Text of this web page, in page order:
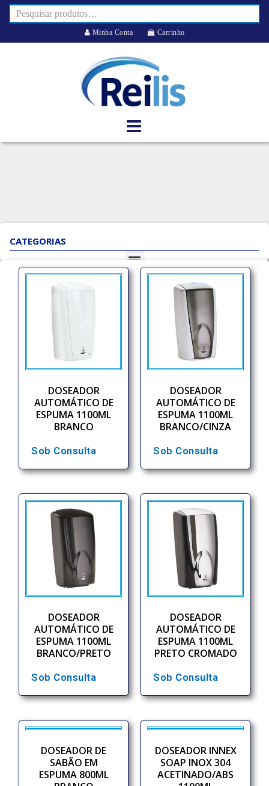
Minha Conta Carrinho
CATEGORIAS
DOSEADOR
AUTOMÁTICO DE
ESPUMA 1100ML
BRANCO
Sob Consulta
DOSEADOR
AUTOMÁTICO DE
ESPUMA 1100ML
BRANCO/CINZA
Sob Consulta
DOSEADOR
AUTOMÁTICO DE
ESPUMA 1100ML
BRANCO/PRETO
Sob Consulta
DOSEADOR
AUTOMÁTICO DE
ESPUMA 1100ML
PRETO CROMADO
Sob Consulta
DOSEADOR DE
SABÃO EM
ESPUMA 800ML
DOSEADOR INNEX
SOAP INOX 304
ACETINADO/ABS